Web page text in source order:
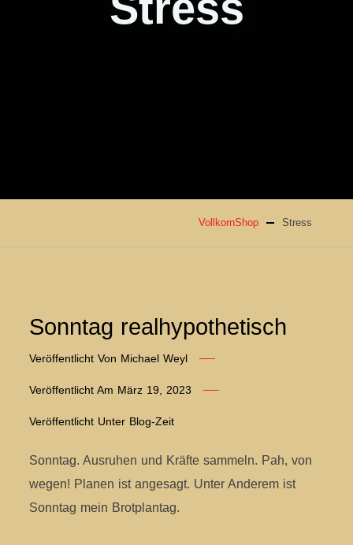
VollkornShop Stress
Sonntag realhypothetisch
Veröffentlicht Von Michael Weyl
Veröffentlicht Am März 19, 2023
Veröffentlicht Unter Blog-Zeit
Sonntag. Ausruhen und Kräfte sammeln. Pah, von
wegen! Planen ist angesagt. Unter Anderem ist
Sonntag mein Brotplantag.